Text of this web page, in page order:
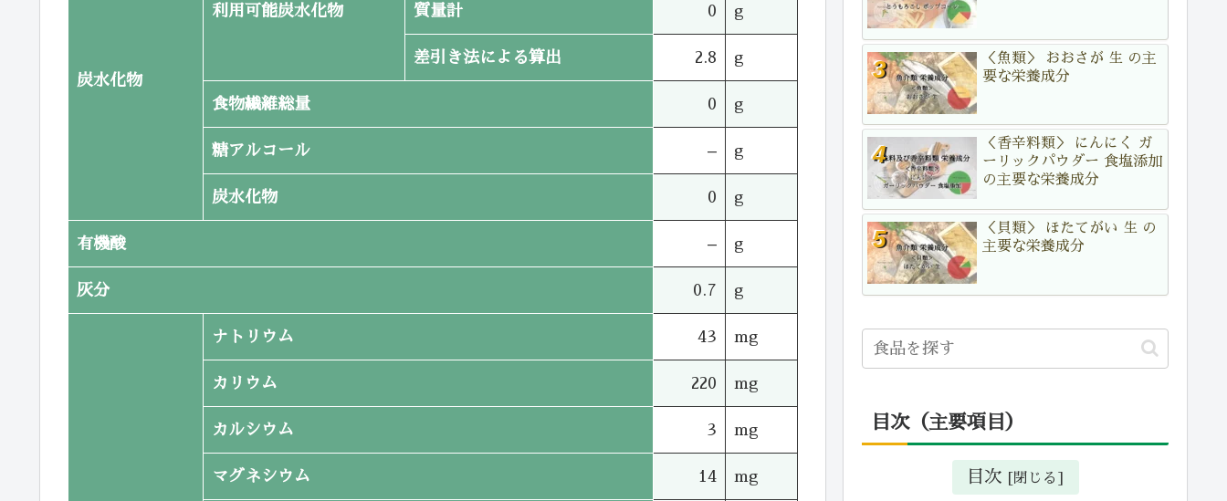
炭水化物
利用可能炭水化物 質量計 0 g
差引き法による算出 2.8 g
食物繊維総量 0 g
糖アルコール – g
炭水化物 0 g
有機酸 – g
灰分 0.7 g
ナトリウム 43 mg
カリウム 220 mg
カルシウム 3 mg
マグネシウム 14 mg
＜魚類＞ おおさが 生 の主
要な栄養成分
＜香辛料類＞ にんにく ガ
ーリックパウダー 食塩添加
の主要な栄養成分
＜貝類＞ ほたてがい 生 の
主要な栄養成分
目次（主要項目）
目次